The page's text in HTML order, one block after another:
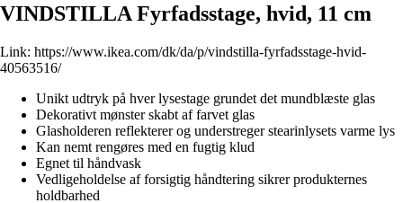
VINDSTILLA Fyrfadsstage, hvid, 11 cm
Link: https://www.ikea.com/dk/da/p/vindstilla-fyrfadsstage-hvid-
40563516/
Unikt udtryk på hver lysestage grundet det mundblæste glas
Dekorativt mønster skabt af farvet glas
Glasholderen reflekterer og understreger stearinlysets varme lys
Kan nemt rengøres med en fugtig klud
Egnet til håndvask
Vedligeholdelse af forsigtig håndtering sikrer produkternes
holdbarhed